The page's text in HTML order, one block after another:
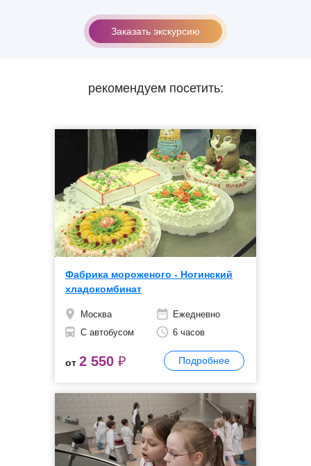
Заказать экскурсию
рекомендуем посетить:
Фабрика мороженого - Ногинский
хладокомбинат
Москва
Ежедневно
С автобусом
6 часов
Подробнее
от 2 550 ₽